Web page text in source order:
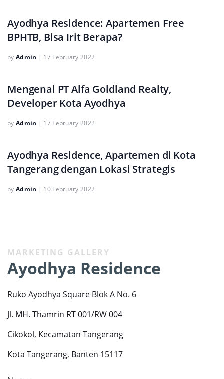
Ayodhya Residence: Apartemen Free
BPHTB, Bisa Irit Berapa?
by Admin | 17 February 2022
Mengenal PT Alfa Goldland Realty,
Developer Kota Ayodhya
by Admin | 17 February 2022
Ayodhya Residence, Apartemen di Kota
Tangerang dengan Lokasi Strategis
by Admin | 10 February 2022
MARKETING GALLERY
Ayodhya Residence
Ruko Ayodhya Square Blok A No. 6
Jl. MH. Thamrin RT 001/RW 004
Cikokol, Kecamatan Tangerang
Kota Tangerang, Banten 15117